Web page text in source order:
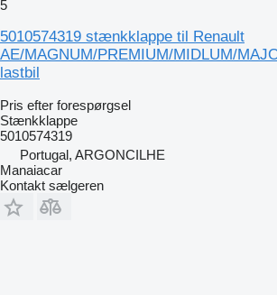
5
5010574319 stænkklappe til Renault
AE/MAGNUM/PREMIUM/MIDLUM/
lastbil
Pris efter forespørgsel
Stænkklappe
5010574319
Portugal, ARGONCILHE
Manaiacar
Kontakt sælgeren